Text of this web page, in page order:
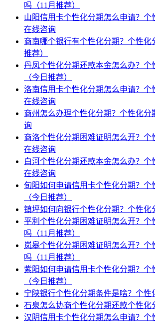
吗（11月推荐）
山阳信用卡个性化分期怎么申请？个
在线咨询
商南哪个银行有个性化分期？个性化
推荐）
丹凤个性化分期还款本金怎么办？个
（今日推荐）
洛南信用卡个性化分期怎么申请？个
在线咨询
商州怎么办理个性化分期？个性化分
询
商洛个性化分期困难证明怎么开？个
在线咨询
白河个性化分期还款本金怎么办？个
在线咨询
旬阳如何申请信用卡个性化分期？个
（今日推荐）
镇坪如何向银行个性化分期？个性化
平利个性化分期困难证明怎么开？个
吗（11月推荐）
岚皋个性化分期困难证明怎么开？个
吗（11月推荐）
紫阳如何申请信用卡个性化分期？个
（今日推荐）
宁陕银行个性化分期条件是啥？个性
石泉怎么协商个性化分期还款个性化
汉阴信用卡个性化分期怎么申请？个